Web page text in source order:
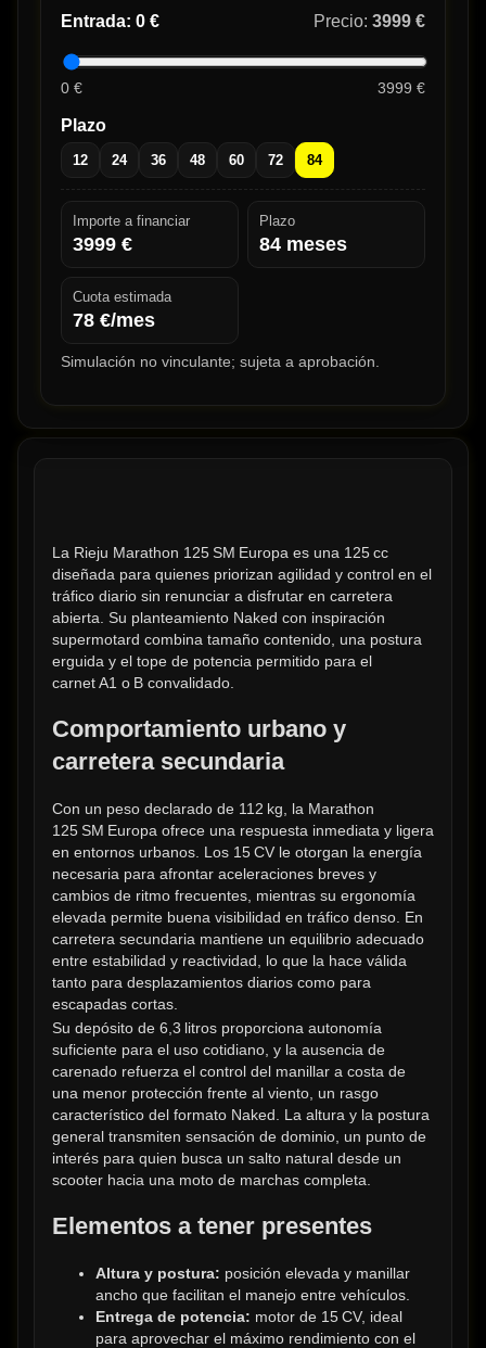
Entrada: 0 € Precio: 3999 €
0 € 3999 €
Plazo
12 24 36 48 60 72 84
Importe a financiar
3999 €
Plazo
84 meses
Cuota estimada
78 €/mes
Simulación no vinculante; sujeta a aprobación.
La Rieju Marathon 125 SM Europa es una 125 cc
diseñada para quienes priorizan agilidad y control en el
tráfico diario sin renunciar a disfrutar en carretera
abierta. Su planteamiento Naked con inspiración
supermotard combina tamaño contenido, una postura
erguida y el tope de potencia permitido para el
carnet A1 o B convalidado.
Comportamiento urbano y
carretera secundaria
Con un peso declarado de 112 kg, la Marathon
125 SM Europa ofrece una respuesta inmediata y ligera
en entornos urbanos. Los 15 CV le otorgan la energía
necesaria para afrontar aceleraciones breves y
cambios de ritmo frecuentes, mientras su ergonomía
elevada permite buena visibilidad en tráfico denso. En
carretera secundaria mantiene un equilibrio adecuado
entre estabilidad y reactividad, lo que la hace válida
tanto para desplazamientos diarios como para
escapadas cortas.
Su depósito de 6,3 litros proporciona autonomía
suficiente para el uso cotidiano, y la ausencia de
carenado refuerza el control del manillar a costa de
una menor protección frente al viento, un rasgo
característico del formato Naked. La altura y la postura
general transmiten sensación de dominio, un punto de
interés para quien busca un salto natural desde un
scooter hacia una moto de marchas completa.
Elementos a tener presentes
Altura y postura: posición elevada y manillar
ancho que facilitan el manejo entre vehículos.
Entrega de potencia: motor de 15 CV, ideal
para aprovechar el máximo rendimiento con el